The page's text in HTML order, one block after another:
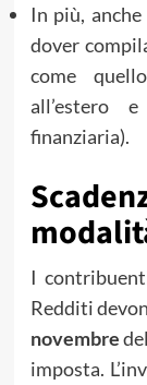
In più,
dover
come
all’estero
finanziaria).
I
Redditi
novembre
imposta.